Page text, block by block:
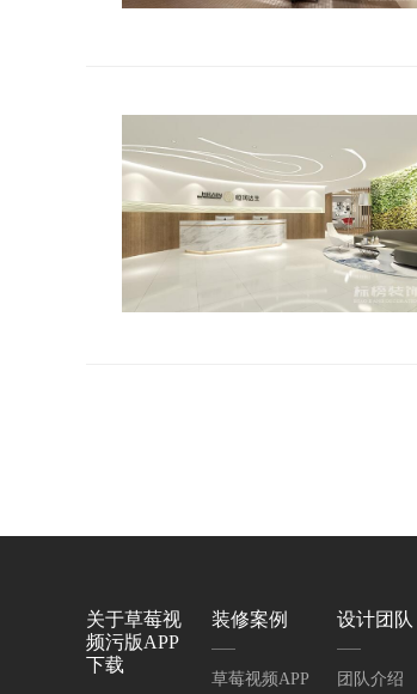
关于草莓视
频污版APP
下载
装修案例
草莓视频APP
设计团队
团队介绍